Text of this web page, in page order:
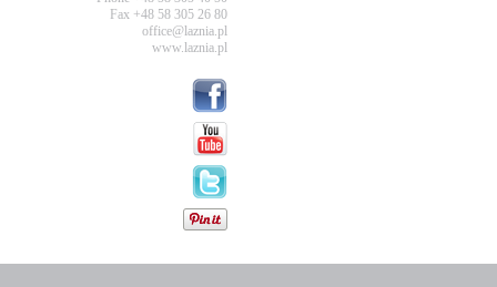
Fax +48 58 305 26 80
office@laznia.pl
www.laznia.pl